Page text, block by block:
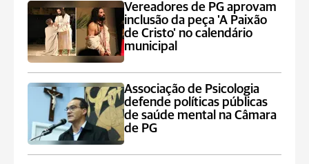
Vereadores de PG aprovam
inclusão da peça 'A Paixão
de Cristo' no calendário
municipal
Associação de Psicologia
defende políticas públicas
de saúde mental na Câmara
de PG